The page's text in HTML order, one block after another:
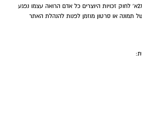
הקמת מפלגתו של ארדן
על הקוים... אם לא
לכתר נציגות הימנים
צפויות לחולל שריפת
ומרצ מ2022
המובילות
וסרטונים. אולם, בהתאם לסעיף 27א' לחוק זכויות היוצרים כל אדם הרואה עצמו נפגע
תמונה או סרטון מוזמן לפנות להנהלת האתר